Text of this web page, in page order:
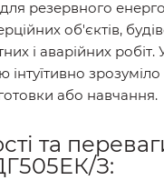
для резервного
об'єктів,
і аварійних робіт.
інтуїтивно
або навчання.
та
З: